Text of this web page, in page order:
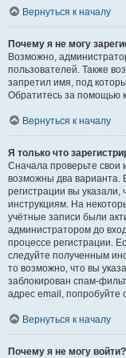
Вернуться к началу
Почему я не могу
Возможно,
пользователей. Также
запретил имя, под
Обратитесь за помощью
Вернуться к началу
Я только что
Сначала проверьте свои
возможны два варианта.
регистрации вы
инструкциям. На
учётные записи были
администратором до
процессе регистрации.
следуйте полученным
то возможно, что вы
заблокирован спам-
адрес email, попробуйте
Вернуться к началу
Почему я не могу войти?